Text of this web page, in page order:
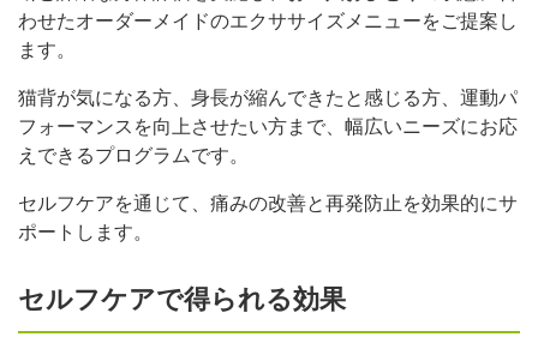
わせたオーダーメイドのエクササイズメニューをご提案し
ます。
猫背が気になる方、身長が縮んできたと感じる方、運動パ
フォーマンスを向上させたい方まで、幅広いニーズにお応
えできるプログラムです。
セルフケアを通じて、痛みの改善と再発防止を効果的にサ
ポートします。
セルフケアで得られる効果